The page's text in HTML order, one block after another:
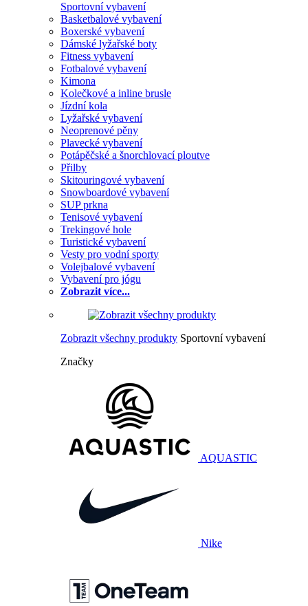
Sportovní vybavení
Basketbalové vybavení
Boxerské vybavení
Dámské lyžařské boty
Fitness vybavení
Fotbalové vybavení
Kimona
Kolečkové a inline brusle
Jízdní kola
Lyžařské vybavení
Neoprenové pěny
Plavecké vybavení
Potápěčské a šnorchlovací ploutve
Přilby
Skitouringové vybavení
Snowboardové vybavení
SUP prkna
Tenisové vybavení
Trekingové hole
Turistické vybavení
Vesty pro vodní sporty
Volejbalové vybavení
Vybavení pro jógu
Zobrazit více...
Zobrazit všechny produkty Sportovní vybavení
Značky
AQUASTIC
Nike